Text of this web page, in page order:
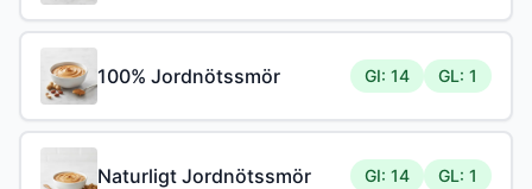
100% Jordnötssmör GI: 14 GL: 1
Naturligt Jordnötssmör GI: 14 GL: 1